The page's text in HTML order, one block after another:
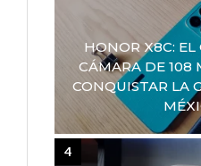
HONOR X8C: EL
CÁMARA DE 108
CONQUISTAR LA
4